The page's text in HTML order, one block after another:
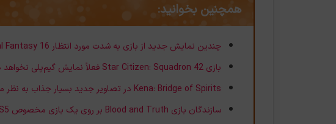
همچنین بخوانید:
چندین نمایش جدید از بازی به شدت مورد انتظار Final Fantasy 16 در راه است
بازی Star Citizen: Squadron 42 فعلاً نمایش گیم‌پلی نخواهد داشت
Kena: Bridge of Spirits در تصاویر جدید بسیار جذاب به نظر می‌رسد
سازندگان بازی Blood and Truth بر روی یک بازی مخصوص PS5 کار می‌کنند